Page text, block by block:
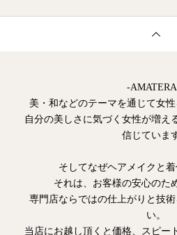
-
美・和などのテーマを通じて女性
自分の美しさに気づく女性が増え
信じていま
そしてなぜヘアメイクと
それは、お客様の安心のた
専門店ならではの仕上がりと技
い。
当店にお越し頂くと価格、スピー